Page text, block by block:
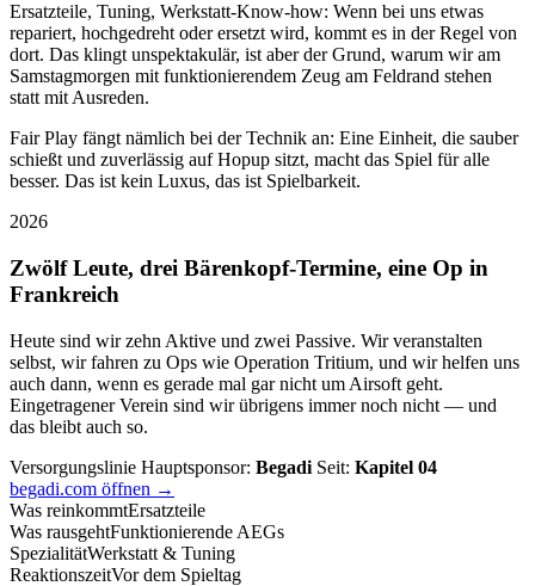
Ersatzteile, Tuning, Werkstatt-Know-how: Wenn bei uns etwas
repariert, hochgedreht oder ersetzt wird, kommt es in der Regel von
dort. Das klingt unspektakulär, ist aber der Grund, warum wir am
Samstagmorgen mit funktionierendem Zeug am Feldrand stehen
statt mit Ausreden.
Fair Play fängt nämlich bei der Technik an: Eine Einheit, die sauber
schießt und zuverlässig auf Hopup sitzt, macht das Spiel für alle
besser. Das ist kein Luxus, das ist Spielbarkeit.
2026
Zwölf Leute, drei Bärenkopf-Termine, eine Op in
Frankreich
Heute sind wir zehn Aktive und zwei Passive. Wir veranstalten
selbst, wir fahren zu Ops wie Operation Tritium, und wir helfen uns
auch dann, wenn es gerade mal gar nicht um Airsoft geht.
Eingetragener Verein sind wir übrigens immer noch nicht — und
das bleibt auch so.
Versorgungslinie Hauptsponsor: Begadi Seit: Kapitel 04
begadi.com öffnen →
Was reinkommtErsatzteile
Was rausgehtFunktionierende AEGs
SpezialitätWerkstatt & Tuning
ReaktionszeitVor dem Spieltag